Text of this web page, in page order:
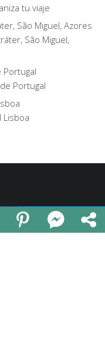
São Miguel, Azores
Portugal